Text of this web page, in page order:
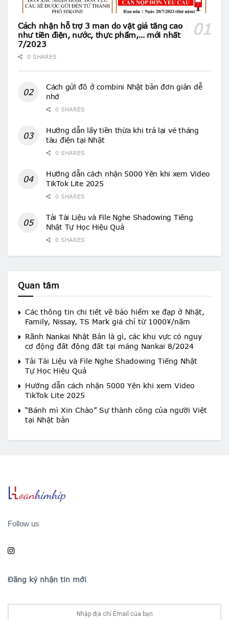
Cách nhận hỗ trợ 3 man do vật giá tăng cao
như tiền điện, nước, thực phẩm,… mới nhất
7/2023
0 SHARES
Cách gửi đồ ở combini Nhật bản đơn giản dễ
nhớ
0 SHARES
Hướng dẫn lấy tiền thừa khi trả lại vé tháng
tàu điện tại Nhật
0 SHARES
Hướng dẫn cách nhận 5000 Yên khi xem Video
TikTok Lite 2025
0 SHARES
Tải Tài Liệu và File Nghe Shadowing Tiếng
Nhật Tự Học Hiệu Quả
0 SHARES
Quan tâm
Các thông tin chi tiết về bảo hiểm xe đạp ở Nhật,
Family, Nissay, TS Mark giá chỉ từ 1000¥/năm
Rãnh Nankai Nhật Bản là gì, các khu vực có nguy
cơ động đất động đất tại máng Nankai 8/2024
Tải Tài Liệu và File Nghe Shadowing Tiếng Nhật
Tự Học Hiệu Quả
Hướng dẫn cách nhận 5000 Yên khi xem Video
TikTok Lite 2025
“Bánh mì Xin Chào” Sự thành công của người Việt
tại Nhật bản
Follow us
Đăng ký nhận tin mới